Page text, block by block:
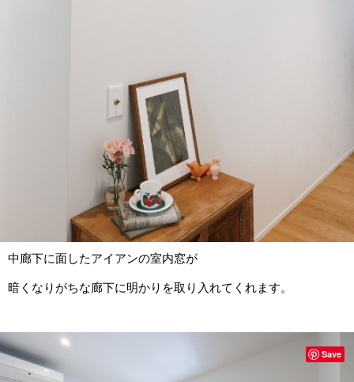
中廊下に面したアイアンの室内窓が
暗くなりがちな廊下に明かりを取り入れてくれます。
Save